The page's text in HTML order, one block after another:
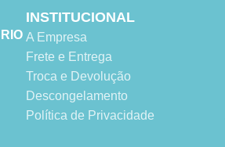
INSTITUCIONAL
A Empresa
Frete e Entrega
Troca e Devolução
Descongelamento
Política de Privacidade